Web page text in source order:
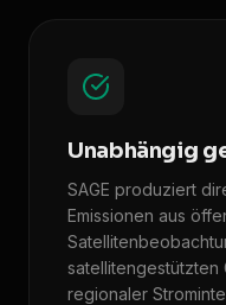
Unabhängig
SAGE produziert
Emissionen aus
satellitengestützten
regionaler